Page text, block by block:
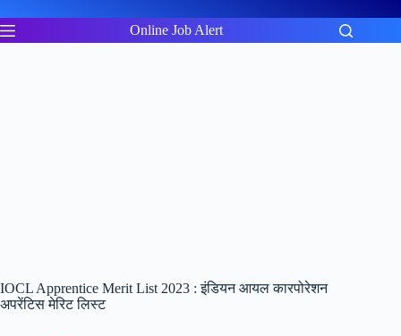
to
content
Online Job Alert
IOCL Apprentice Merit List 2023 : इंडियन आयल कारपोरेशन
अपरेंटिस मेरिट लिस्ट